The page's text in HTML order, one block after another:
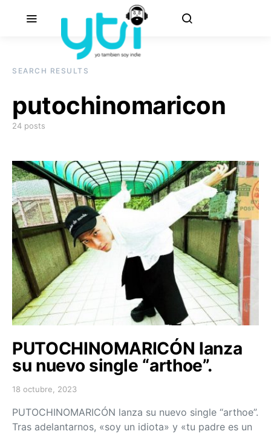
SEARCH RESULTS
putochinomaricon
24 posts
PUTOCHINOMARICÓN lanza
su nuevo single “arthoe”.
Posted on
18 octubre, 2023
PUTOCHINOMARICÓN lanza su nuevo single “arthoe”.
Tras adelantarnos, «soy un idiota» y «tu padre es un